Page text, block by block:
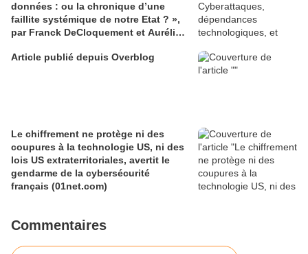
données : ou la chronique d’une
faillite systémique de notre Etat ? »,
par Franck DeCloquement et Aurélie
Article publié depuis Overblog
Le chiffrement ne protège ni des
coupures à la technologie US, ni des
lois US extraterritoriales, avertit le
gendarme de la cybersécurité
français (01net.com)
Commentaires